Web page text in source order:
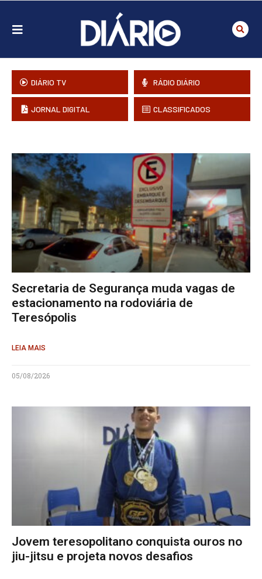
DIÁRIO TV RÁDIO DIÁRIO
JORNAL DIGITAL CLASSIFICADOS
Secretaria de Segurança muda vagas de
estacionamento na rodoviária de
Teresópolis
LEIA MAIS
05/08/2026
Jovem teresopolitano conquista ouros no
jiu-jitsu e projeta novos desafios